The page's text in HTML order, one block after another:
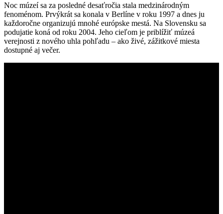
Noc múzeí sa za posledné desaťročia stala medzinárodným
fenoménom. Prvýkrát sa konala v Berlíne v roku 1997 a dnes ju
každoročne organizujú mnohé európske mestá. Na Slovensku sa
podujatie koná od roku 2004. Jeho cieľom je priblížiť múzeá
verejnosti z nového uhla pohľadu – ako živé, zážitkové miesta
dostupné aj večer.